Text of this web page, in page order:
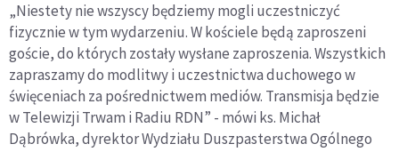
„Niestety nie wszyscy będziemy mogli uczestniczyć
fizycznie w tym wydarzeniu. W kościele będą zaproszeni
goście, do których zostały wysłane zaproszenia. Wszystkich
zapraszamy do modlitwy i uczestnictwa duchowego w
święceniach za pośrednictwem mediów. Transmisja będzie
w Telewizji Trwam i Radiu RDN” - mówi ks. Michał
Dąbrówka, dyrektor Wydziału Duszpasterstwa Ogólnego